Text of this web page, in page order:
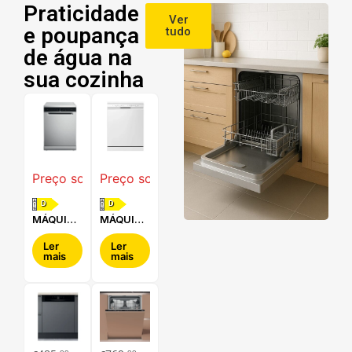
Praticidade
e poupança
de água na
sua cozinha
Ver
tudo
Preço sob consulta
D
MÁQUINA
DE LAVAR
LOUÇA
WHIRLPOOL
- WFC
Ler
mais
Preço sob consulta
D
MÁQUINA
DE LAVAR
LOUÇA
LG -
DF242FW
Ler
mais